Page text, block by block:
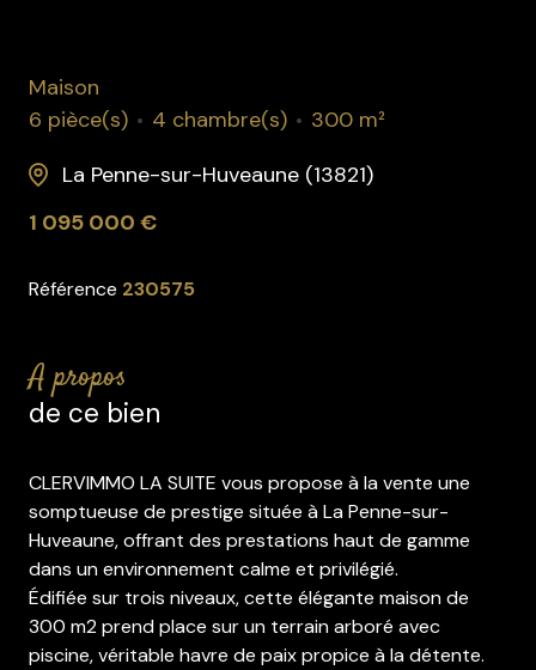
Maison
6 pièce(s)
4 chambre(s)
300 m²
La Penne-sur-Huveaune (13821)
1 095 000 €
Référence 230575
a propos
de ce bien
CLERVIMMO LA SUITE vous propose à la vente une
somptueuse de prestige située à La Penne-sur-
Huveaune, offrant des prestations haut de gamme
dans un environnement calme et privilégié.
Édifiée sur trois niveaux, cette élégante maison de
300 m2 prend place sur un terrain arboré avec
piscine, véritable havre de paix propice à la détente.